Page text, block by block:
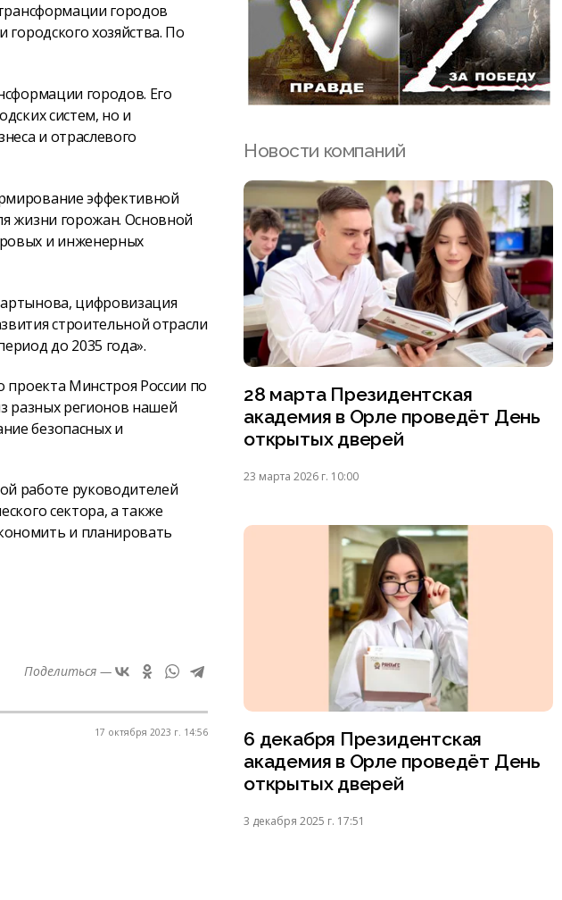
городов
хозяйства. По
городов. Его
систем, но и
и отраслевого
эффективной
жизни горожан. Основной
и инженерных
цифровизация
строительной отрасли
до 2035 года».
проекта Минстроя России по
разных регионов нашей
безопасных и
работе руководителей
сектора, а также
и планировать
Поделиться —
17 октября 2023 г. 14:56
Новости компаний
28 марта Президентская
академия в Орле проведёт День
открытых дверей
23 марта 2026 г. 10:00
6 декабря Президентская
академия в Орле проведёт День
открытых дверей
3 декабря 2025 г. 17:51